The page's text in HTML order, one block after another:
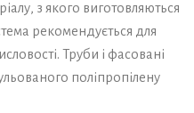
з якого виготовляються
рекомендується для
Труби і фасовані
поліпропілену